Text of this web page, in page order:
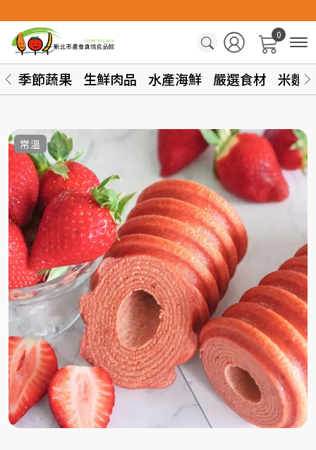
0
季節蔬果 生鮮肉品 水產海鮮 嚴選食材 米麵
常溫